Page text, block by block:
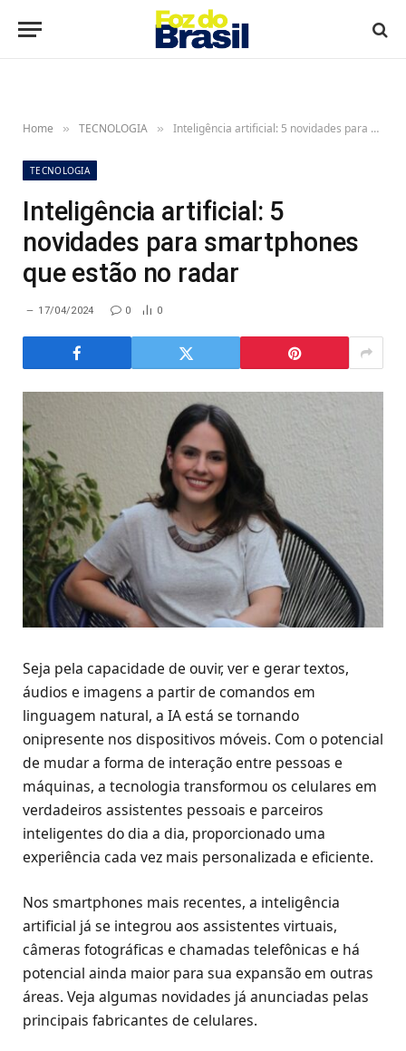
Home » TECNOLOGIA » Inteligência artificial: 5 novidades para smartphones que estão no radar
TECNOLOGIA
Inteligência artificial: 5
novidades para smartphones
que estão no radar
17/04/2024 0 0
Seja pela capacidade de ouvir, ver e gerar textos,
áudios e imagens a partir de comandos em
linguagem natural, a IA está se tornando
onipresente nos dispositivos móveis. Com o potencial
de mudar a forma de interação entre pessoas e
máquinas, a tecnologia transformou os celulares em
verdadeiros assistentes pessoais e parceiros
inteligentes do dia a dia, proporcionado uma
experiência cada vez mais personalizada e eficiente.
Nos smartphones mais recentes, a inteligência
artificial já se integrou aos assistentes virtuais,
câmeras fotográficas e chamadas telefônicas e há
potencial ainda maior para sua expansão em outras
áreas. Veja algumas novidades já anunciadas pelas
principais fabricantes de celulares.